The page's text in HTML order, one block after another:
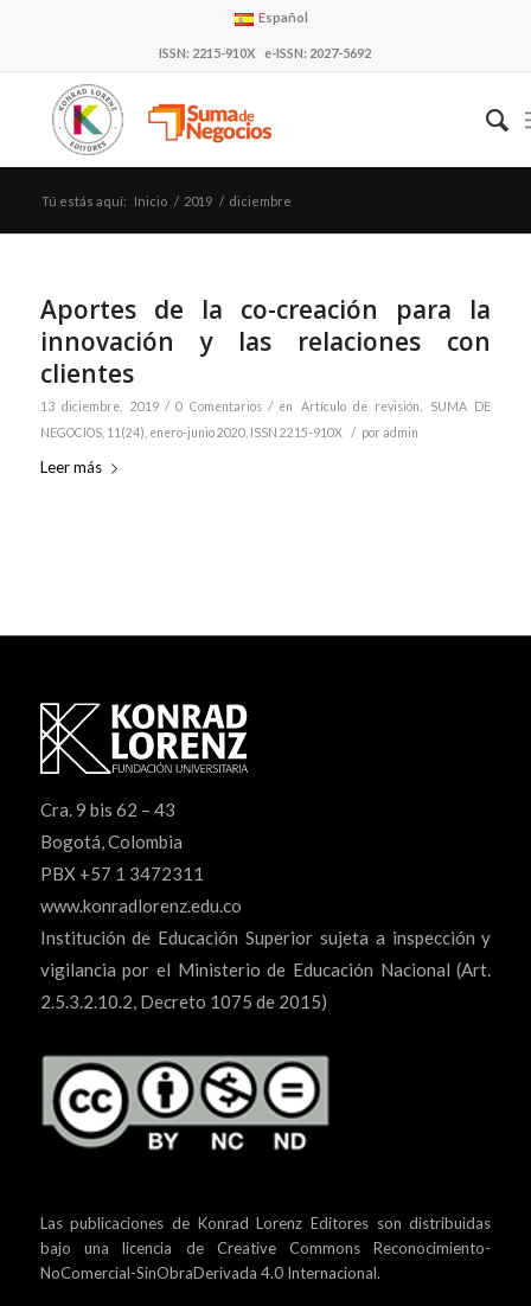
Español
ISSN: 2215-910X e-ISSN: 2027-5692
Tú estás aquí: Inicio / 2019 / diciembre
Aportes de la co-creación para la
innovación y las relaciones con
clientes
13 diciembre, 2019 / 0 Comentarios / en Artículo de revisión
SUMA DE
NEGOCIOS, 11(24), enero-junio 2020, ISSN 2215-910X
/ por admin
Leer más
Cra. 9 bis 62 – 43
Bogotá, Colombia
PBX +57 1 3472311
www.konradlorenz.edu.co
Institución de Educación Superior sujeta a inspección y
vigilancia por el Ministerio de Educación Nacional (Art.
2.5.3.2.10.2, Decreto 1075 de 2015)
Las publicaciones de Konrad Lorenz Editores son distribuidas
bajo unalicencia de Creative Commons Reconocimiento-
NoComercial-SinObraDerivada 4.0 Internacional.